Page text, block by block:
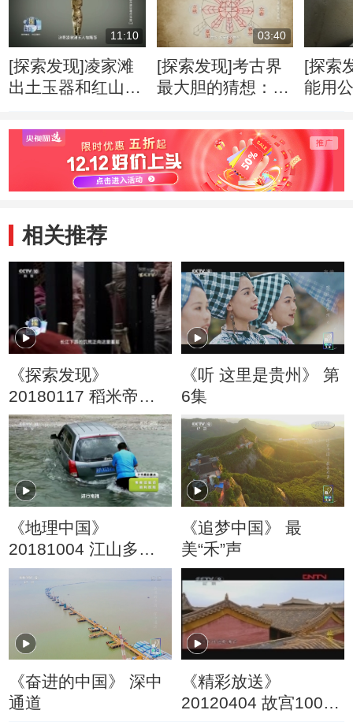
11:10
[探索发现]凌家滩
出土玉器和红山文
大胆猜测震惊世人
03:40
[探索发现]考古界
最大胆的猜想：它
[探索
能用
缘
相关推荐
《探索发现》
20180117 稻米帝国
（下）
《听 这里是贵州》 第
6集
《地理中国》
20181004 江山多娇·
流沙奇河
《追梦中国》 最
美“禾”声
《奋进的中国》 深中
通道
《精彩放送》
20120404 故宫100